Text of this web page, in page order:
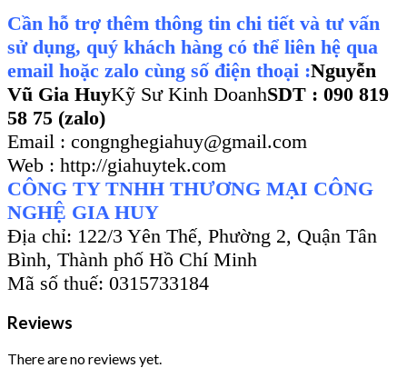
Cần hỗ trợ thêm thông tin chi tiết và tư vấn
sử dụng, quý khách hàng có thể liên hệ qua
email hoặc zalo cùng số điện thoại :Nguyễn
Vũ Gia HuyKỹ Sư Kinh DoanhSDT : 090 819
58 75 (zalo)
Email : congnghegiahuy@gmail.com
Web : http://giahuytek.com
CÔNG TY TNHH THƯƠNG MẠI CÔNG
NGHỆ GIA HUY
Địa chỉ: 122/3 Yên Thế, Phường 2, Quận Tân
Bình, Thành phố Hồ Chí Minh
Mã số thuế: 0315733184
Reviews
There are no reviews yet.